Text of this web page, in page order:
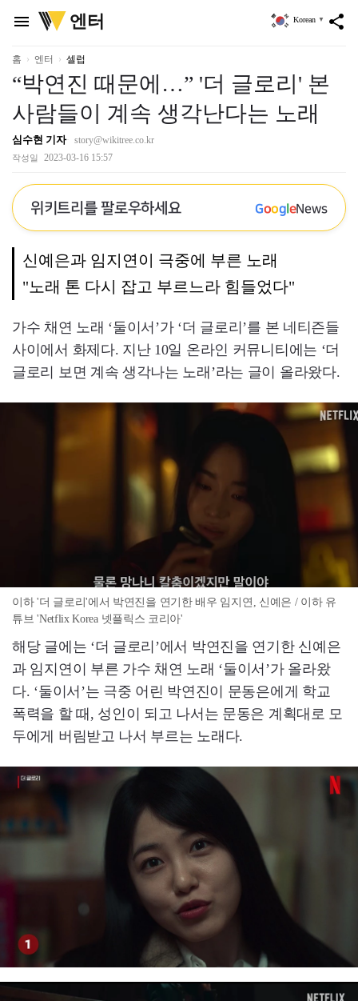
menu
위
키
리
엔터 share
Korean ▼
홈 엔터 셀럽
“박연진 때문에…” '더 글로리' 본
사람들이 계속 생각난다는 노래
심수현 기자 story@wikitree.co.kr
작성일 2023-03-16 15:57
위키트리를 팔로우하세요 GoogleNews
신예은과 임지연이 극중에 부른 노래
"노래 톤 다시 잡고 부르느라 힘들었다"
가수 채연 노래 ‘둘이서’가 ‘더 글로리’를 본 네티즌들
사이에서 화제다. 지난 10일 온라인 커뮤니티에는 ‘더
글로리 보면 계속 생각나는 노래’라는 글이 올라왔다.
이하 '더 글로리'에서 박연진을 연기한 배우 임지연, 신예은 / 이하 유
튜브 'Netflix Korea 넷플릭스 코리아'
해당 글에는 ‘더 글로리’에서 박연진을 연기한 신예은
과 임지연이 부른 가수 채연 노래 ‘둘이서’가 올라왔
다. ‘둘이서’는 극중 어린 박연진이 문동은에게 학교
폭력을 할 때, 성인이 되고 나서는 문동은 계획대로 모
두에게 버림받고 나서 부르는 노래다.